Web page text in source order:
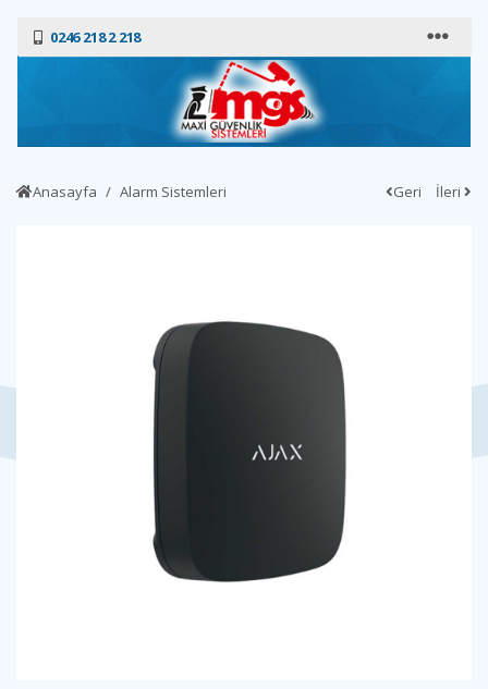
0246 218 2 218
Anasayfa Alarm Sistemleri Geri İleri